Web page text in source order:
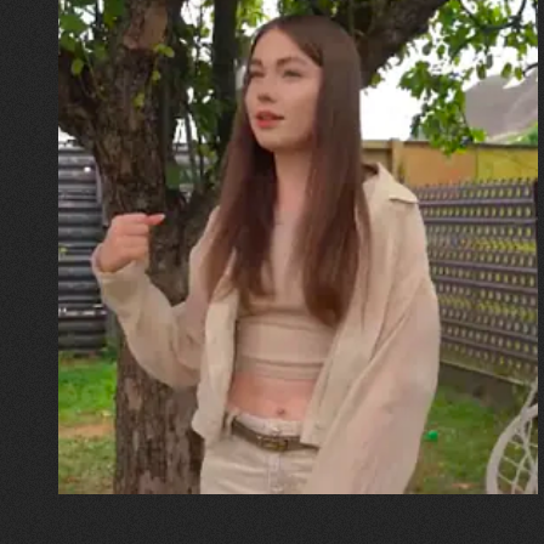
30.07.2026
Калина, Дарина та Віра Папроцькі
"Хвиля була, як від моря,
прозора і велика… Я ледве
встигла схопити племінницю"